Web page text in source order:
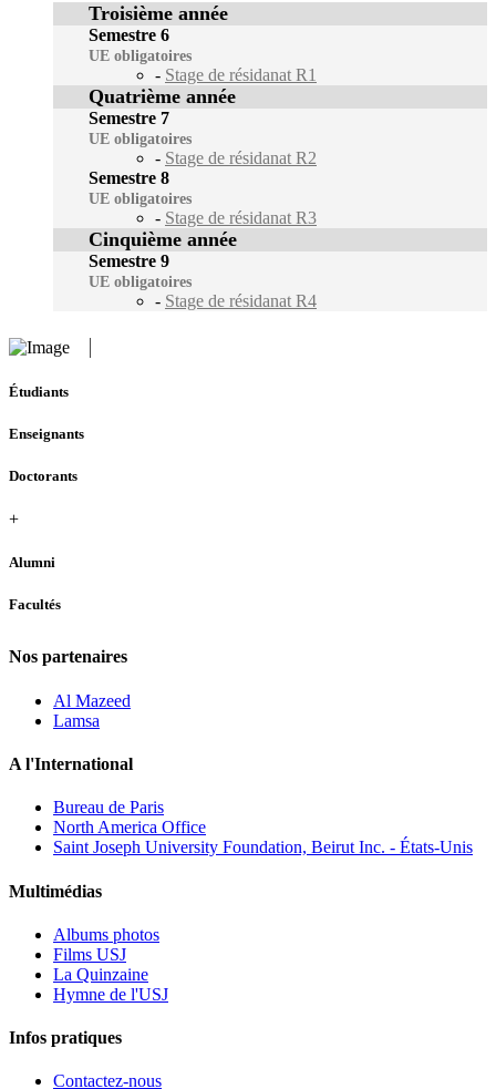
Troisième année
Semestre 6
UE obligatoires
- Stage de résidanat R1
Quatrième année
Semestre 7
UE obligatoires
- Stage de résidanat R2
Semestre 8
UE obligatoires
- Stage de résidanat R3
Cinquième année
Semestre 9
UE obligatoires
- Stage de résidanat R4
Étudiants
Enseignants
Doctorants
+
Alumni
Facultés
Nos partenaires
Al Mazeed
Lamsa
A l'International
Bureau de Paris
North America Office
Saint Joseph University Foundation, Beirut Inc. - États-Unis
Multimédias
Albums photos
Films USJ
La Quinzaine
Hymne de l'USJ
Infos pratiques
Contactez-nous